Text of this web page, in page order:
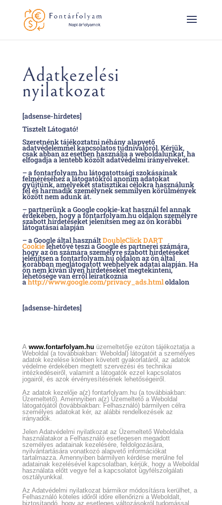
Adatkezelési
nyilatkozat
[adsense-hirdetes]
Tisztelt Látogató!
Szeretnénk tájékoztatni néhány alapvető
adatvédelemmel kapcsolatos tudnivalóról. Kérjük,
csak abban az esetben használja a weboldalunkat, ha
elfogadja a lentebb közölt adatvédelmi irányelveket.
– a fontarfolyam.hu látogatottsági szokásainak
felméréséhez a látogatókról anonim adatokat
gyűjtünk, amelyeket statisztikai célokra használunk
fel és harmadik személynek semmilyen körülmények
között nem adunk át.
– partnerünk a Google cookie-kat használ fel annak
érdekében, hogy a fontarfolyam.hu oldalon személyre
szabott hirdetéseket jelenítsen meg az ön korábbi
látogatásai alapján
– a Google által használtDoubleClick DART
Cookielehetővé teszi a Google és partnerei számára,
hogy az ön számára személyre szabott hirdetéseket
jelenítsen a fontarfolyam.hu oldalon az ön által
korábban meglátogatott webhelyek adatai alapján. Ha
ön nem kíván ilyen hirdetéseket megtekinteni,
lehetősége van erről leiratkoznia
ahttp://www.google.com/privacy_ads.htmloldalon
[adsense-hirdetes]
A www.fontarfolyam.hu üzemeltetője ezúton tájékoztatja a
Weboldal (a továbbiakban: Weboldal) látogatóit a személyes
adatok kezelése körében követett gyakorlatáról, az adatok
védelme érdekében megtett szervezési és technikai
intézkedéseiről, valamint a látogatók ezzel kapcsolatos
jogairól, és azok érvényesítésének lehetőségeiről.
Az adatok kezelője a(z) fontarfolyam.hu (a továbbiakban:
Üzemeltető). Amennyiben a(z) Üzemeltető a Weboldal
látogatójától (továbbiakban: Felhasználó) bármilyen célra
személyes adatokat kér, az alábbi rendelkezések az
irányadók.
Jelen Adatvédelmi nyilatkozat az Üzemeltető Weboldala
használatakor a Felhasználó esetlegesen megadott
személyes adatainak kezelésére, feldolgozására,
nyilvántartására vonatkozó alapvető információkat
tartalmazza. Amennyiben bármilyen kérdése merülne fel
adatainak kezelésével kapcsolatban, kérjük, hogy a Weboldal
használata előtt vegye fel a kapcsolatot ügyfélszolgálati
osztályunkkal.
Az Adatvédelmi nyilatkozat bármikor módosításra kerülhet, a
Felhasználó köteles időről időre ellenőrizni a Weboldalt,
biztosítandó, hogy az esetleges változásokról tudomással